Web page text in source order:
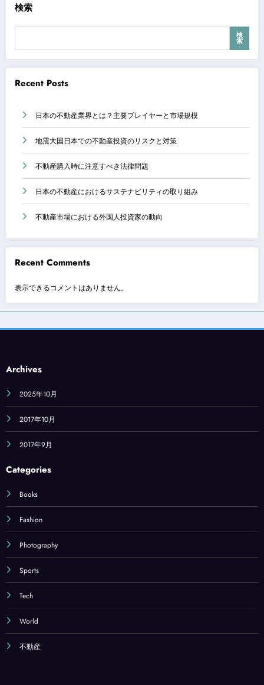
検索
検
索
Recent Posts
日本の不動産業界とは？主要プレイヤーと市場規模
地震大国日本での不動産投資のリスクと対策
不動産購入時に注意すべき法律問題
日本の不動産におけるサステナビリティの取り組み
不動産市場における外国人投資家の動向
Recent Comments
表示できるコメントはありません。
Archives
2025年10月
2017年10月
2017年9月
Categories
Books
Fashion
Photography
Sports
Tech
World
不動産